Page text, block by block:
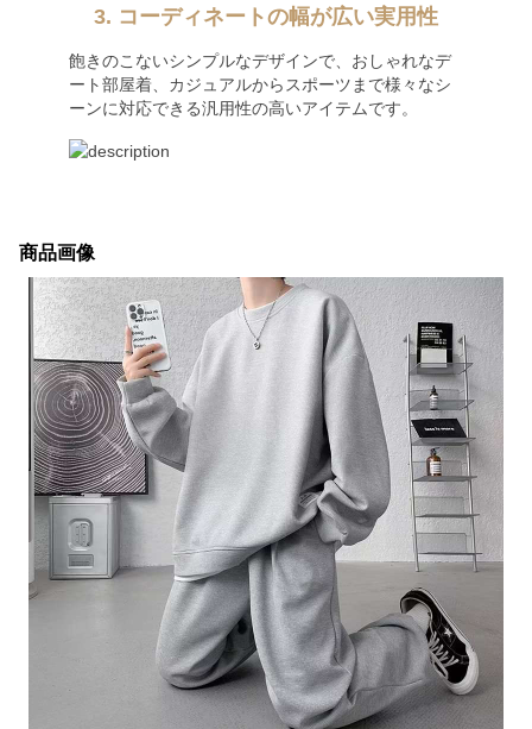
3. コーディネートの幅が広い実用性
飽きのこないシンプルなデザインで、おしゃれなデ
ート部屋着、カジュアルからスポーツまで様々なシ
ーンに対応できる汎用性の高いアイテムです。
商品画像